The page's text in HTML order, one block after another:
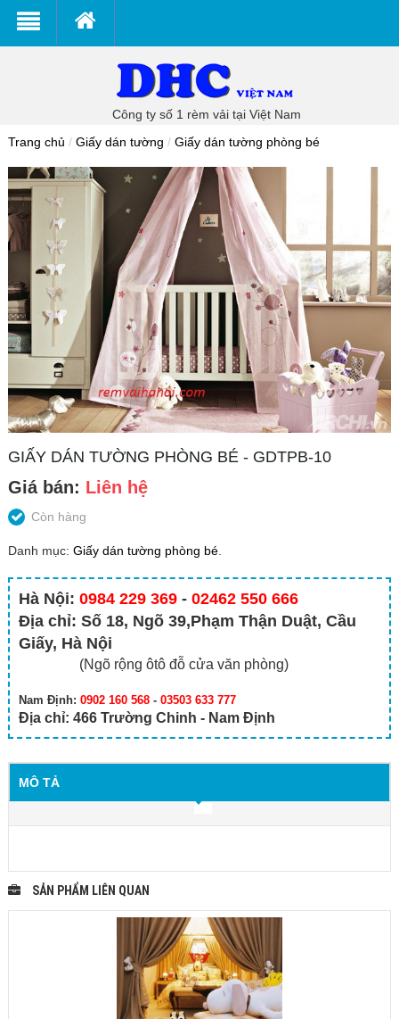
Công ty số 1 rèm vải tại Việt Nam
Trang chủ / Giấy dán tường / Giấy dán tường phòng bé
GIẤY DÁN TƯỜNG PHÒNG BÉ - GDTPB-10
Giá bán: Liên hệ
Còn hàng
Danh mục: Giấy dán tường phòng bé
Hà Nội: 0984 229 369 - 02462 550 666
Địa chỉ: Số 18, Ngõ 39,Phạm Thận Duật, Cầu
Giấy, Hà Nội
(Ngõ rộng ôtô đỗ cửa văn phòng)
Nam Định: 0902 160 568 - 03503 633 777
Địa chỉ: 466 Trường Chinh - Nam Định
MÔ TẢ
SẢN PHẨM LIÊN QUAN